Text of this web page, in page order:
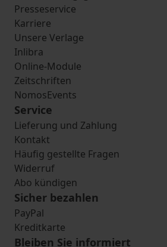
Presseservice
Karriere
Unsere Verlage
Inlibra
Online-Module
Zeitschriften
NomosEvents
Service
Lieferung und Zahlung
Kontakt
Häufig gestellte Fragen
Widerruf
Abo kündigen
Sicher bezahlen
PayPal
Kreditkarte
Bleiben Sie informiert